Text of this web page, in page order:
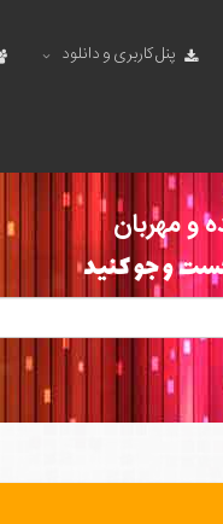
پنل کاربری و دانلود
و مهربان
و جو کنید